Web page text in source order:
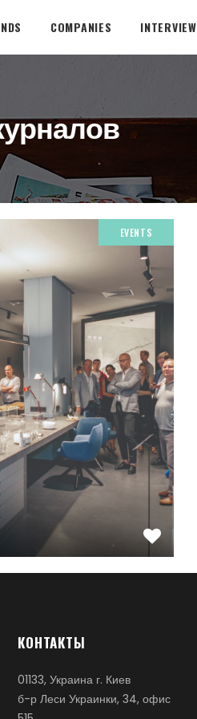
COMPANIES INTERVIEW
EVENTS
КОНТАКТЫ
01133, Украина г. Киев
б-р Леси Украинки, 34, офис